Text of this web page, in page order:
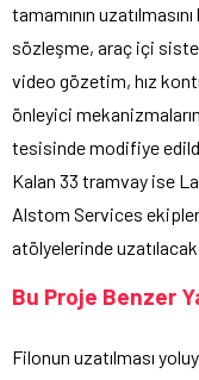
tamamının
sözleşme, araç içi
video gözetim, hız
önleyici
tesisinde modifiye
Kalan 33 tramvay ise
Alstom Services
atölyelerinde uzatılacak.
Bu Proje Benzer
Filonun uzatılması